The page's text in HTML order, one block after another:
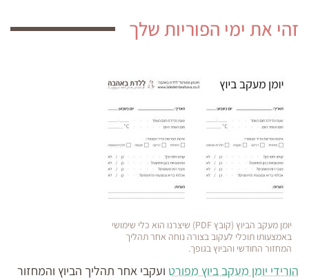
זהי את ימי הפוריות שלך
יומן מעקב הביוץ (קובץ PDF) שיצרנו הוא כלי שימושי
באמצעותו תוכלי לעקוב בצורה נוחה אחר תהליך
המחזור החודשי והביוץ בגופך.
הורידי יומן מעקב ביוץ מפורט ועקבי אחר תהליך הביוץ והמחזור